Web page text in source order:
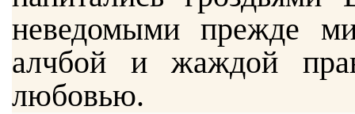
неведомыми прежде
алчбой и жаждой
любовью.